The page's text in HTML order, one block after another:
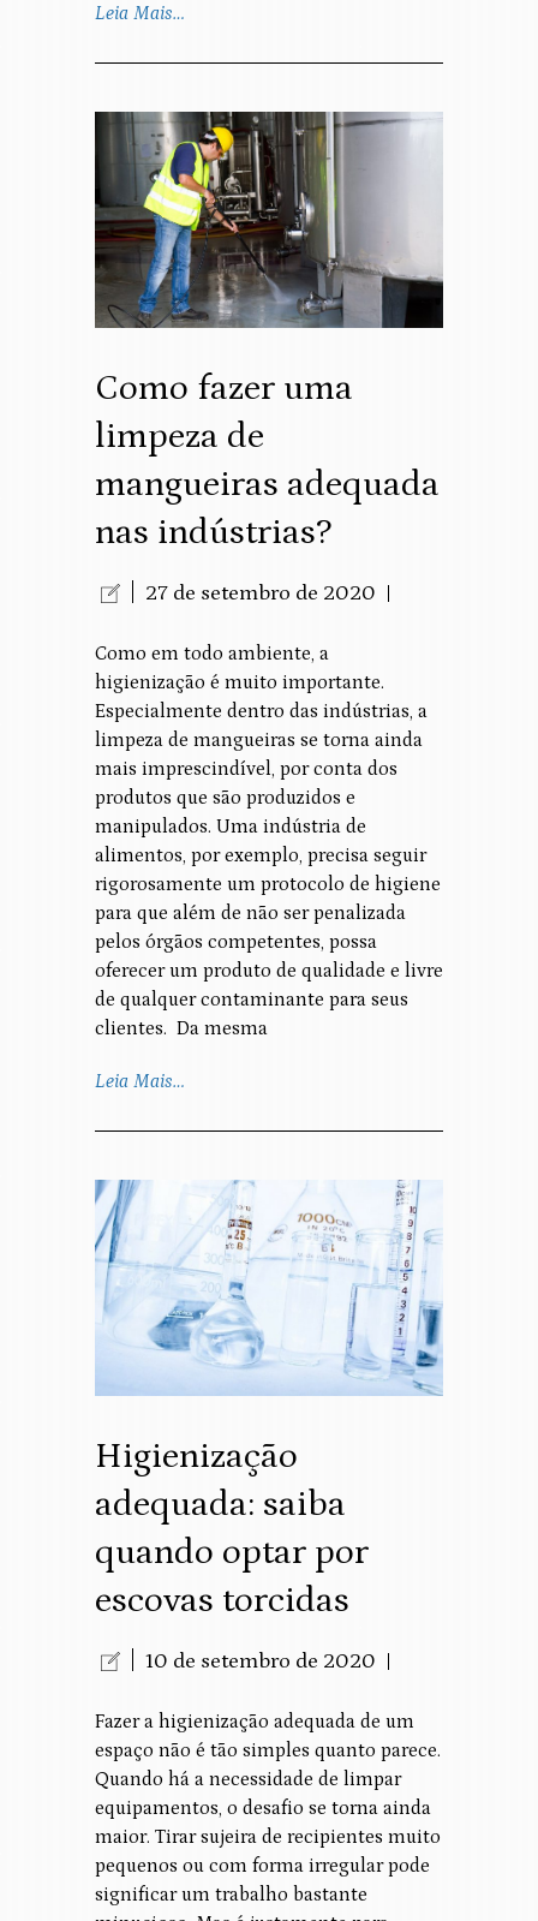
Leia Mais…
Como fazer uma
limpeza de
mangueiras adequada
nas indústrias?
27 de setembro de 2020
Como em todo ambiente, a
higienização é muito importante.
Especialmente dentro das indústrias, a
limpeza de mangueiras se torna ainda
mais imprescindível, por conta dos
produtos que são produzidos e
manipulados. Uma indústria de
alimentos, por exemplo, precisa seguir
rigorosamente um protocolo de higiene
para que além de não ser penalizada
pelos órgãos competentes, possa
oferecer um produto de qualidade e livre
de qualquer contaminante para seus
clientes. Da mesma
Leia Mais…
Higienização
adequada: saiba
quando optar por
escovas torcidas
10 de setembro de 2020
Fazer a higienização adequada de um
espaço não é tão simples quanto parece.
Quando há a necessidade de limpar
equipamentos, o desafio se torna ainda
maior. Tirar sujeira de recipientes muito
pequenos ou com forma irregular pode
significar um trabalho bastante